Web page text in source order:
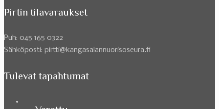
Pirtin tilavaraukset
Puh: 045 165 0322
Sähköposti: pirtti@kangasalannuorisoseura.fi
Tulevat tapahtumat